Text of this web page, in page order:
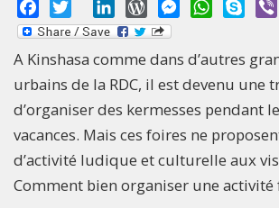
Facebook
Twitter LinkedInWordPressMessengerWhatsApp
Skype
A Kinshasa comme dans d’autres
urbains de la RDC, il est devenu une
d’organiser des kermesses pendant
vacances. Mais ces foires ne
d’activité ludique et culturelle aux
Comment bien organiser une activité